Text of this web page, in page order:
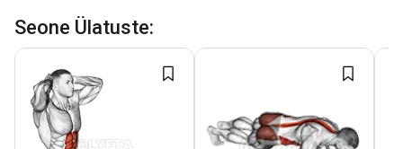
Seone Ülatuste: